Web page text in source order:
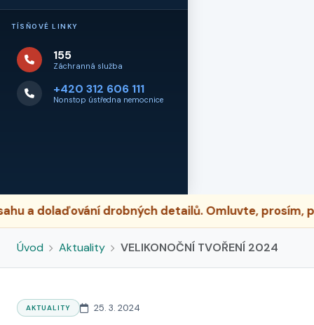
TÍSŇOVÉ LINKY
155
Záchranná služba
+420 312 606 111
Nonstop ústředna nemocnice
drobných detailů. Omluvte, prosím,
Úvod Aktuality VELIKONOČNÍ TVOŘENÍ 2024
AKTUALITY 25. 3. 2024